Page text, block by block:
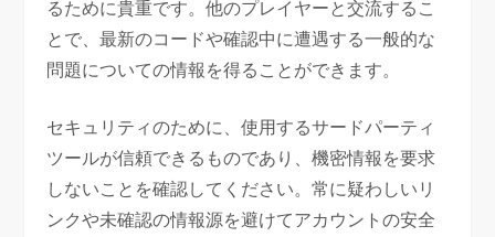
るために貴重です。他のプレイヤーと交流するこ
とで、最新のコードや確認中に遭遇する一般的な
問題についての情報を得ることができます。
セキュリティのために、使用するサードパーティ
ツールが信頼できるものであり、機密情報を要求
しないことを確認してください。常に疑わしいリ
ンクや未確認の情報源を避けてアカウントの安全